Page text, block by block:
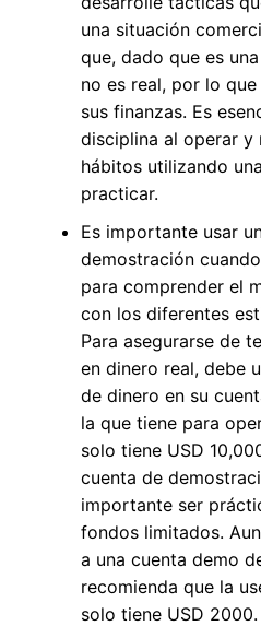
una situación
que, dado que es
no es real, por lo
sus finanzas. Es
disciplina al operar y
hábitos utilizando
practicar.
Es importante usar
demostración
para comprender el
con los diferentes
Para asegurarse de
en dinero real, debe
de dinero en su
la que tiene para
solo tiene USD
cuenta de
importante ser
fondos limitados.
a una cuenta demo
recomienda que la
solo tiene USD